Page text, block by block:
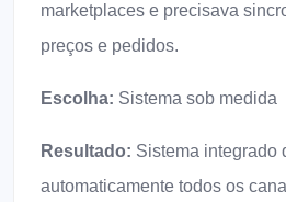
marketplaces e precisava
preços e pedidos.
Escolha: Sistema sob medida
Resultado: Sistema integrado
automaticamente todos os